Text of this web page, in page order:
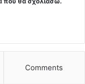
Comments